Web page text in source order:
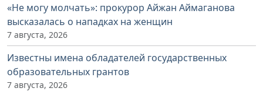
«Не могу молчать»: прокурор Айжан Аймаганова
высказалась о нападках на женщин
7 августа, 2026
Известны имена обладателей государственных
образовательных грантов
7 августа, 2026